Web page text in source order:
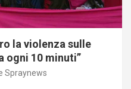
la violenza sulle
ogni 10 minuti”
Spraynews